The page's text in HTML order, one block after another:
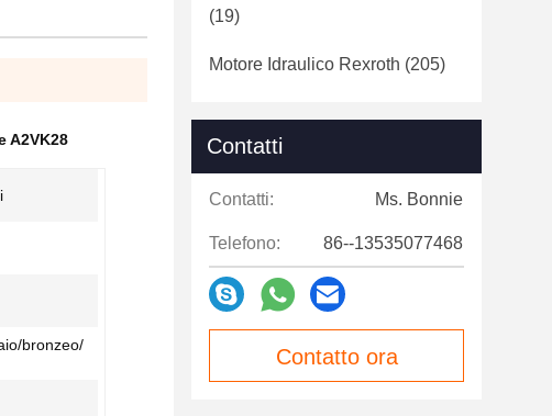
A2VK28
bronzeo/
(19)
Motore Idraulico Rexroth (205)
Contatti
Contatti: Ms. Bonnie
Telefono: 86--13535077468
Contatto ora